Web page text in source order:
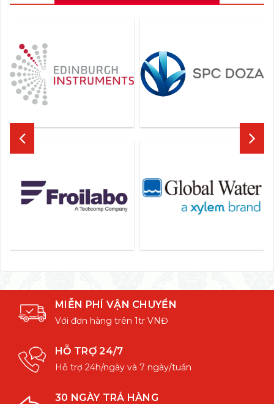
MIỄN PHÍ VẬN CHUYỂN
Với đơn hàng trên 1tr VNĐ
HỖ TRỢ 24/7
Hỗ trợ 24h/ngày và 7 ngày/tuần
30 NGÀY TRẢ HÀNG